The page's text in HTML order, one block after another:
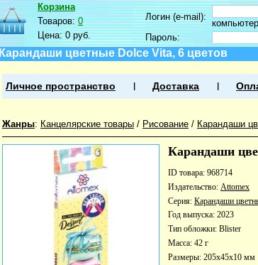
Корзина
Товаров:0
Цена:0 руб.
Логин (e-mail):
компьютер
Пароль:
Карандаши цветные Dolce Vita, 6 цветов
Личное пространство Доставка
Жанры: Канцелярские товары / Рисование / Карандаши
Карандаши
ID товара: 968714
Издательство: Attomex
Серия: Карандаши
Год выпуска: 2023
Тип обложки: Blister
Масса: 42 г
Размеры: 205x45x10 мм